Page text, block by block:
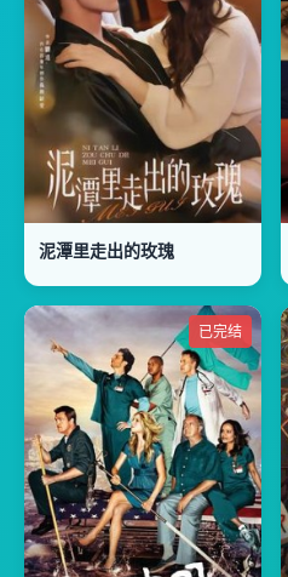
泥潭里走出的玫瑰
已完结